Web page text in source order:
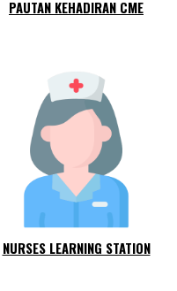
PAUTAN KEHADIRAN CME
NURSES LEARNING STATION